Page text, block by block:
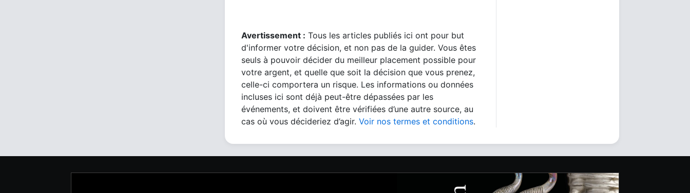
Avertissement : Tous les articles publiés ici ont pour but
d'informer votre décision, et non pas de la guider. Vous êtes
seuls à pouvoir décider du meilleur placement possible pour
votre argent, et quelle que soit la décision que vous prenez,
celle-ci comportera un risque. Les informations ou données
incluses ici sont déjà peut-être dépassées par les
événements, et doivent être vérifiées d’une autre source, au
cas où vous décideriez d’agir. Voir nos termes et conditions.